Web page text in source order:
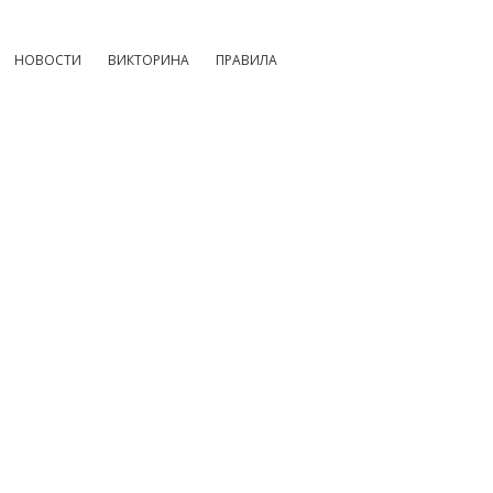
НОВОСТИ ВИКТОРИНА ПРАВИЛА